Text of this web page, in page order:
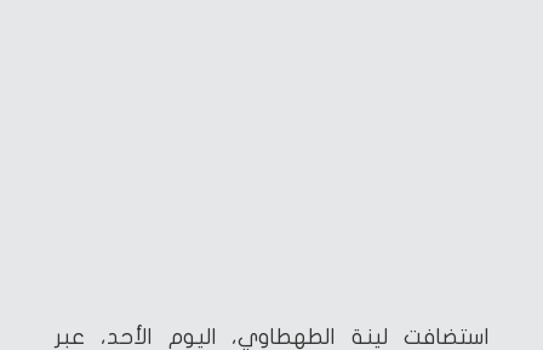
استضافت لينة الطهطاوي، اليوم الأحد، عبر